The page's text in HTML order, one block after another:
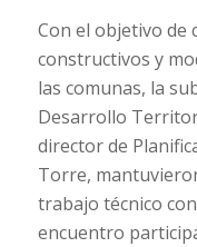
Con el objetivo de
constructivos y
las comunas, la
Desarrollo
director de
Torre,
trabajo técnico
encuentro